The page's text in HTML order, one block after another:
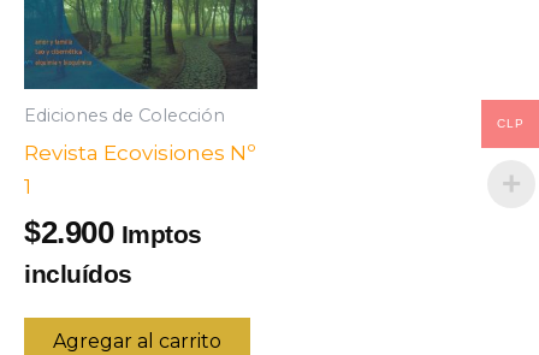
Ediciones de Colección
Revista Ecovisiones Nº
1
$2.900 Imptos
incluídos
Agregar al carrito
CLP